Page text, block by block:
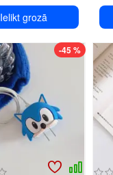
Ielikt grozā
-45 %